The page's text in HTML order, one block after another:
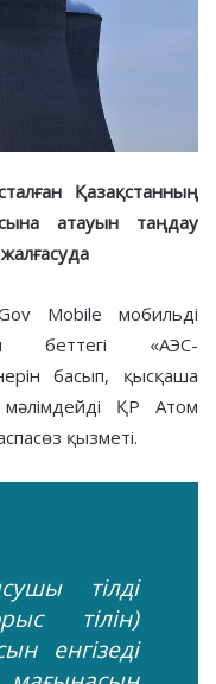
Қазақстанның
атауын таңдау
Mobile мобильді
беттегі «АЭС-
басып, қысқаша
ҚР Атом
қызметі.
тілді
тілін)
енгізеді